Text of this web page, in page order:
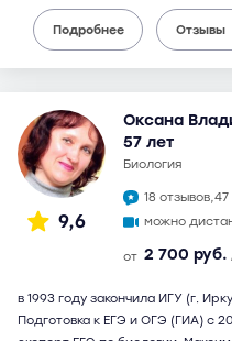
Подробнее Отзывы
9,6
Оксана
57 лет
биология
18 отзывов,47
можно
от 2 700 руб.
в 1993 году закончила ИГУ (г.
Подготовка к ЕГЭ и ОГЭ (ГИА) с